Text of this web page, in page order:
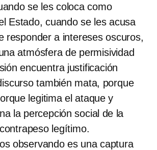
se les coloca como
Estado, cuando se les acusa
responder a intereses oscuros,
atmósfera de permisividad
encuentra justificación
también mata, porque
legitima el ataque y
la percepción social de la
legítimo.
observando es una captura